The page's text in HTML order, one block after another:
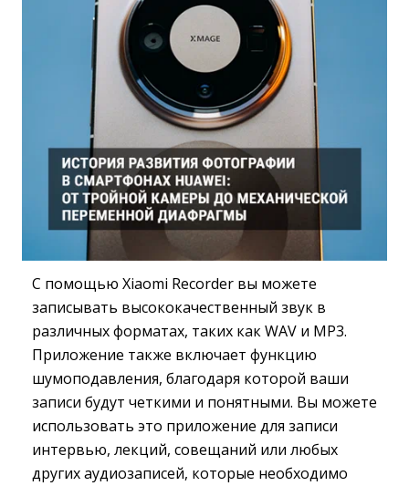
С помощью Xiaomi Recorder вы можете
записывать высококачественный звук в
различных форматах, таких как WAV и MP3.
Приложение также включает функцию
шумоподавления, благодаря которой ваши
записи будут четкими и понятными. Вы можете
использовать это приложение для записи
интервью, лекций, совещаний или любых
других аудиозаписей, которые необходимо